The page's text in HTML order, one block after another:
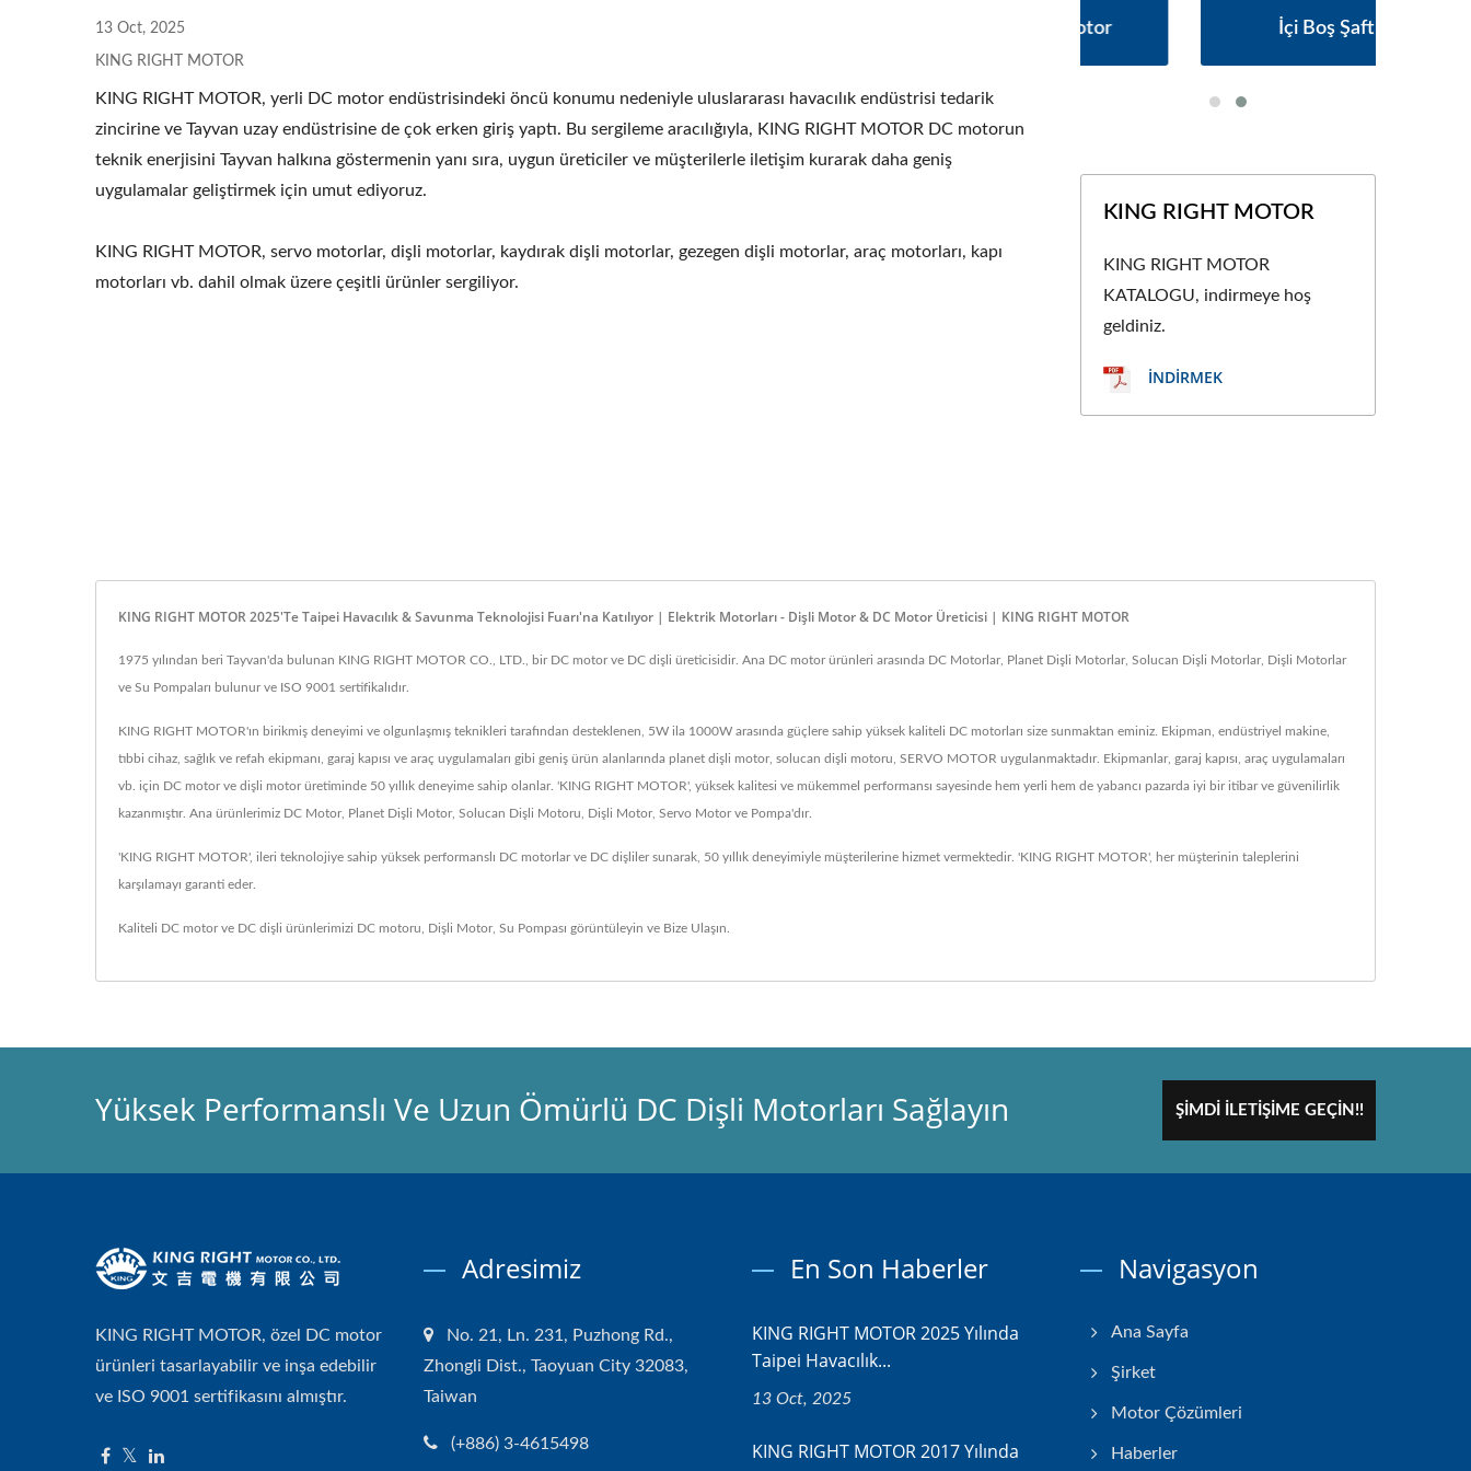
13 Oct, 2025
KING RIGHT MOTOR
KING RIGHT MOTOR, yerli DC motor endüstrisindeki öncü konumu nedeniyle uluslararası havacılık endüstrisi tedarik
zincirine ve Tayvan uzay endüstrisine de çok erken giriş yaptı. Bu sergileme aracılığıyla, KING RIGHT MOTOR DC motorun
teknik enerjisini Tayvan halkına göstermenin yanı sıra, uygun üreticiler ve müşterilerle iletişim kurarak daha geniş
uygulamalar geliştirmek için umut ediyoruz.
KING RIGHT MOTOR, servo motorlar, dişli motorlar, kaydırak dişli motorlar, gezegen dişli motorlar, araç motorları, kapı
motorları vb. dahil olmak üzere çeşitli ürünler sergiliyor.
Tıbbi Için 70W Motor İçi Boş Şaft AGV
KING RIGHT MOTOR
KING RIGHT MOTOR
KATALOGU, indirmeye hoş
geldiniz.
İNDIRMEK
KING RIGHT MOTOR 2025'te Taipei Havacılık & Savunma Teknolojisi Fuarı'na Katılıyor | Elektrik Motorları - Dişli Motor & DC Motor Üreticisi | KING RIGHT MOTOR
1975 yılından beri Tayvan'da bulunan KING RIGHT MOTOR CO., LTD., bir DC motor ve DC dişli üreticisidir. Ana DC motor ürünleri arasında DC Motorlar, Planet Dişli Motorlar, Solucan Dişli Motorlar, Dişli Motorlar
ve Su Pompaları bulunur ve ISO 9001 sertifikalıdır.
KING RIGHT MOTOR'ın birikmiş deneyimi ve olgunlaşmış teknikleri tarafından desteklenen, 5W ila 1000W arasında güçlere sahip yüksek kaliteli DC motorları size sunmaktan eminiz. Ekipman, endüstriyel makine,
tıbbi cihaz, sağlık ve refah ekipmanı, garaj kapısı ve araç uygulamaları gibi geniş ürün alanlarında planet dişli motor, solucan dişli motoru, SERVO MOTOR uygulanmaktadır. Ekipmanlar, garaj kapısı, araç uygulamaları
vb. için DC motor ve dişli motor üretiminde 50 yıllık deneyime sahip olanlar. 'KING RIGHT MOTOR', yüksek kalitesi ve mükemmel performansı sayesinde hem yerli hem de yabancı pazarda iyi bir itibar ve güvenilirlik
kazanmıştır. Ana ürünlerimiz DC Motor, Planet Dişli Motor, Solucan Dişli Motoru, Dişli Motor, Servo Motor ve Pompa'dır.
'KING RIGHT MOTOR', ileri teknolojiye sahip yüksek performanslı DC motorlar ve DC dişliler sunarak, 50 yıllık deneyimiyle müşterilerine hizmet vermektedir. 'KING RIGHT MOTOR', her müşterinin taleplerini
karşılamayı garanti eder.
Kaliteli DC motor ve DC dişli ürünlerimizi DC motoru Dişli Motor, Su Pompası görüntüleyin ve Bize Ulaşın
Yüksek Performanslı Ve Uzun Ömürlü DC Dişli Motorları Sağlayın ŞIMDI İLETIŞIME GEÇIN!!
KING RIGHT MOTOR, özel DC motor
ürünleri tasarlayabilir ve inşa edebilir
ve ISO 9001 sertifikasını almıştır.
Adresimiz
No. 21, Ln. 231, Puzhong Rd.,
Zhongli Dist., Taoyuan City 32083,
Taiwan
(+886) 3-4615498
En Son Haberler
KING RIGHT MOTOR 2025 Yılında
Taipei Havacılık...
13 Oct, 2025
KING RIGHT MOTOR 2017 Yılında
Navigasyon
Ana Sayfa
Şirket
Motor Çözümleri
Haberler